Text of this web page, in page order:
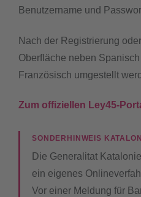
Benutzername und
Nach der Registrierung
Oberfläche neben
Französisch umgestellt
Zum offiziellen Ley45-
SONDERHINWEIS
Die Generalitat
ein eigenes
Vor einer Meldung für